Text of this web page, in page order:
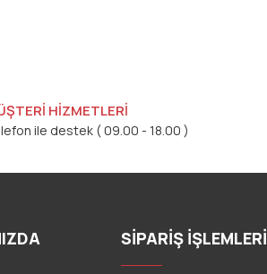
HİZMETLERİ
ile destek ( 09.00 - 18.00 )
SİPARİŞ İŞLEMLERİ